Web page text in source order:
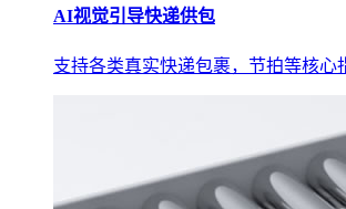
AI视觉引导快递供包
支持各类真实快递包裹，节拍等核心